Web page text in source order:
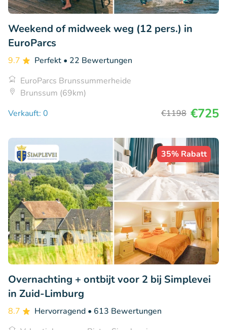
Weekend of midweek weg (12 pers.) in
EuroParcs
9.7 Perfekt • 22 Bewertungen
EuroParcs Brunssummerheide
Brunssum (69km)
Verkauft: 0
€1198 €725
35% Rabatt
Overnachting + ontbijt voor 2 bij Simplevei
in Zuid-Limburg
8.7 Hervorragend • 613 Bewertungen